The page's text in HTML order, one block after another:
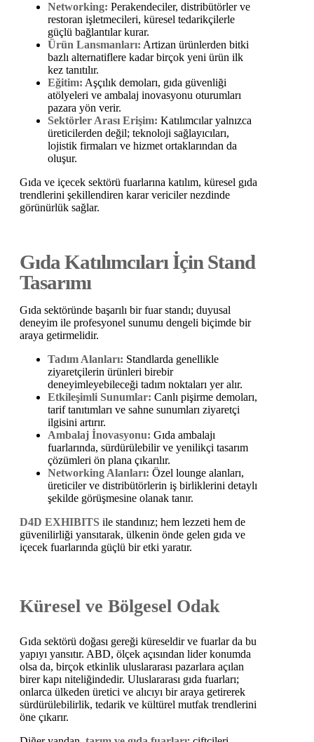
Networking: Perakendeciler, distribütörler ve
restoran işletmecileri, küresel tedarikçilerle
güçlü bağlantılar kurar.
Ürün Lansmanları: Artizan ürünlerden bitki
bazlı alternatiflere kadar birçok yeni ürün ilk
kez tanıtılır.
Eğitim: Aşçılık demoları, gıda güvenliği
atölyeleri ve ambalaj inovasyonu oturumları
pazara yön verir.
Sektörler Arası Erişim: Katılımcılar yalnızca
üreticilerden değil; teknoloji sağlayıcıları,
lojistik firmaları ve hizmet ortaklarından da
oluşur.
Gıda ve içecek sektörü fuarlarına katılım, küresel gıda
trendlerini şekillendiren karar vericiler nezdinde
görünürlük sağlar.
Gıda Katılımcıları İçin Stand
Tasarımı
Gıda sektöründe başarılı bir fuar standı; duyusal
deneyim ile profesyonel sunumu dengeli biçimde bir
araya getirmelidir.
Tadım Alanları: Standlarda genellikle
ziyaretçilerin ürünleri birebir
deneyimleyebileceği tadım noktaları yer alır.
Etkileşimli Sunumlar: Canlı pişirme demoları,
tarif tanıtımları ve sahne sunumları ziyaretçi
ilgisini artırır.
Ambalaj İnovasyonu: Gıda ambalajı
fuarlarında, sürdürülebilir ve yenilikçi tasarım
çözümleri ön plana çıkarılır.
Networking Alanları: Özel lounge alanları,
üreticiler ve distribütörlerin iş birliklerini detaylı
şekilde görüşmesine olanak tanır.
D4D EXHIBITS ile standınız; hem lezzeti hem de
güvenilirliği yansıtarak, ülkenin önde gelen gıda ve
içecek fuarlarında güçlü bir etki yaratır.
Küresel ve Bölgesel Odak
Gıda sektörü doğası gereği küreseldir ve fuarlar da bu
yapıyı yansıtır. ABD, ölçek açısından lider konumda
olsa da, birçok etkinlik uluslararası pazarlara açılan
birer kapı niteliğindedir. Uluslararası gıda fuarları;
onlarca ülkeden üretici ve alıcıyı bir araya getirerek
sürdürülebilirlik, tedarik ve kültürel mutfak trendlerini
öne çıkarır.